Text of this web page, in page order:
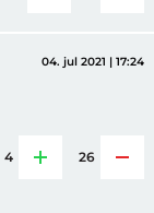
04. jul 2021 | 17:24
4 26